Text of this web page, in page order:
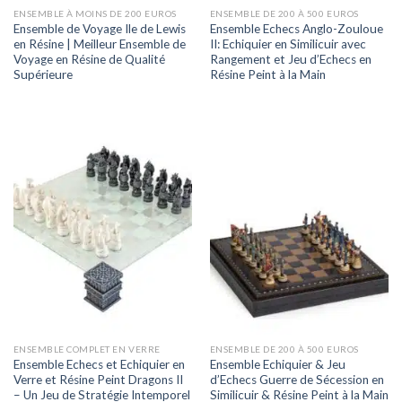
ENSEMBLE À MOINS DE 200 EUROS
Ensemble de Voyage Ile de Lewis
en Résine | Meilleur Ensemble de
Voyage en Résine de Qualité
Supérieure
ENSEMBLE DE 200 À 500 EUROS
Ensemble Echecs Anglo-Zouloue
II: Echiquier en Similicuir avec
Rangement et Jeu d’Echecs en
Résine Peint à la Main
ENSEMBLE COMPLET EN VERRE
Ensemble Echecs et Echiquier en
Verre et Résine Peint Dragons II
– Un Jeu de Stratégie Intemporel
ENSEMBLE DE 200 À 500 EUROS
Ensemble Echiquier & Jeu
d’Echecs Guerre de Sécession en
Similicuir & Résine Peint à la Main